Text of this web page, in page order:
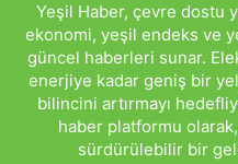
Yeşil Haber, çevre dostu
ekonomi, yeşil endeks ve
güncel haberleri sunar.
enerjiye kadar geniş bir
bilincini artırmayı
haber platformu
sürdürülebilir bir